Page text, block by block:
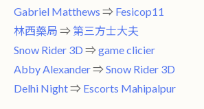
Gabriel Matthews ⇒ Fesicop11
林西藥局 ⇒ 第三方士大夫
Snow Rider 3D ⇒ game clicier
Abby Alexander⇒ Snow Rider 3D
Delhi Night⇒ Escorts Mahipalpur